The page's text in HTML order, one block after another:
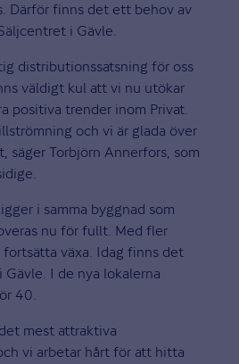
Därför finns det ett behov av
i Gävle.
distributionssatsning för oss
väldigt kul att vi nu utökar
positiva trender inom Privat.
och vi är glada över
säger Torbjörn Annerfors, som
i samma byggnad som
nu för fullt. Med fler
växa. Idag finns det
I de nya lokalerna
40.
mest attraktiva
vi arbetar hårt för att hitta